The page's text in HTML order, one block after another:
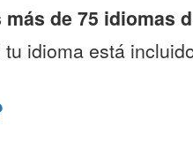
de 75 idiomas
tu idioma está